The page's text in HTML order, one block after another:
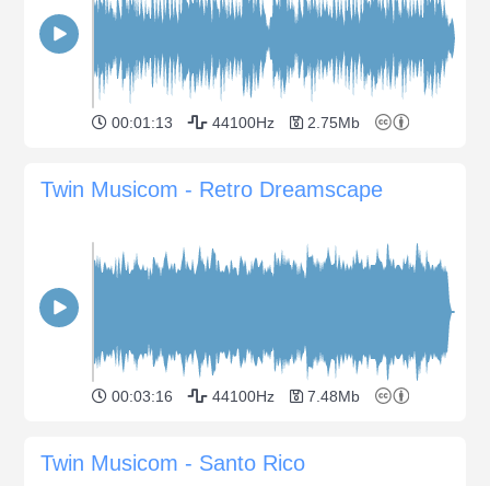
00:01:13 44100Hz 2.75Mb
Twin Musicom - Retro Dreamscape
00:03:16 44100Hz 7.48Mb
Twin Musicom - Santo Rico